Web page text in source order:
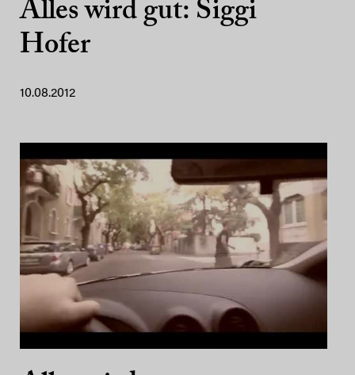
Alles wird gut: Siggi
Hofer
10.08.2012